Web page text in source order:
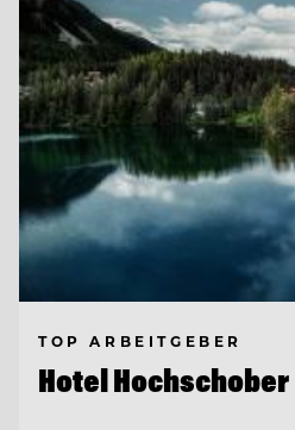
TOP ARBEITGEBER
Hotel Hochschober